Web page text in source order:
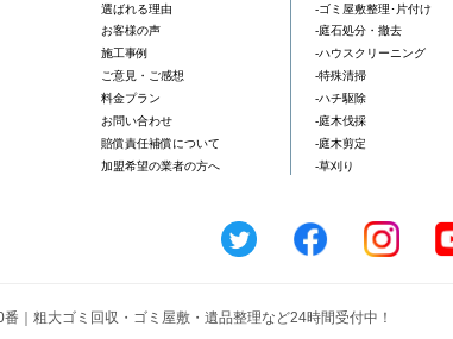
選ばれる理由
お客様の声
施工事例
ご意見・ご感想
料金プラン
お問い合わせ
賠償責任補償について
加盟希望の業者の方へ
-ゴミ屋敷整理･片付け
-庭石処分・撤去
-ハウスクリーニング
-特殊清掃
-ハチ駆除
-庭木伐採
-庭木剪定
-草刈り
｜粗大ゴミ回収・ゴミ屋敷・遺品整理など24時間受付中！